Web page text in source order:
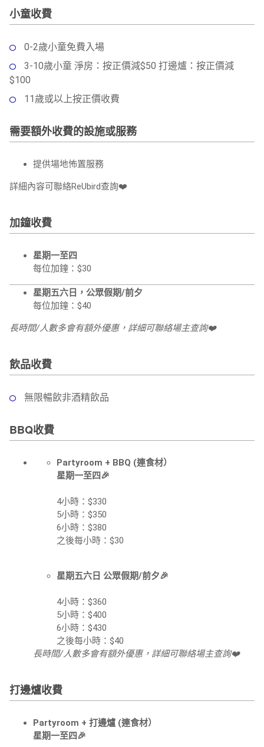
小童收費
0-2歲小童免費入場
3-10歲小童 淨房：按正價減$50 打邊爐：按正價減
$100
11歲或以上按正價收費
需要額外收費的設施或服務
提供場地怖置服務
詳細內容可聯絡ReUbird查詢❤️
加鐘收費
星期⼀至四
每位加鐘：$30
星期五六日，公眾假期/前夕
每位加鐘：$40
長時間/人數多會有額外優惠，詳細可聯絡場主查詢❤️
飲品收費
無限暢飲非酒精飲品
BBQ收費
Partyroom + BBQ (連食材）
星期一至四🎉
4小時：$330
5小時：$350
6小時：$380
之後每小時：$30
星期五六日 公眾假期/前夕🎉
4小時：$360
5小時：$400
6小時：$430
之後每小時：$40
長時間/人數多會有額外優惠，詳細可聯絡場主查詢❤️
打邊爐收費
Partyroom + 打邊爐 (連食材）
星期一至四🎉